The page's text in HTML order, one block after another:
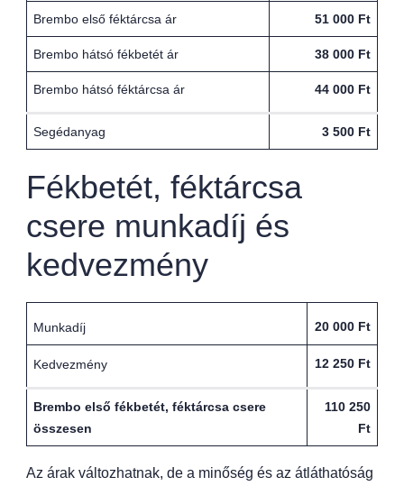
Brembo első féktárcsa ár 51 000 Ft
Brembo hátsó fékbetét ár 38 000 Ft
Brembo hátsó féktárcsa ár 44 000 Ft
Segédanyag 3 500 Ft
Fékbetét, féktárcsa
csere munkadíj és
kedvezmény
Munkadíj 20 000 Ft
Kedvezmény 12 250 Ft
Brembo első fékbetét, féktárcsa csere
összesen
110 250
Ft
Az árak változhatnak, de a minőség és az átláthatóság